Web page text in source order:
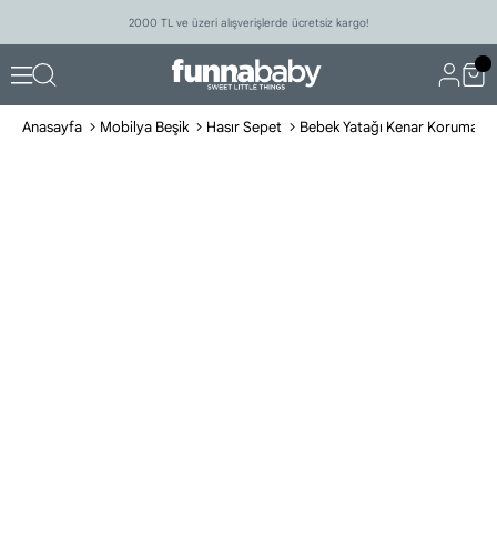
2000 TL ve üzeri alışverişlerde ücretsiz kargo!
Anasayfa Mobilya Beşik Hasır Sepet